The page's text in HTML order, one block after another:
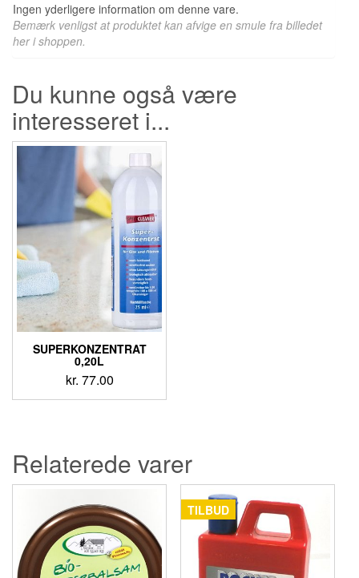
Ingen yderligere information om denne vare.
Bemærk venligst at produktet kan afvige en smule fra billedet
her i shoppen.
Du kunne også være
interesseret i...
SUPERKONZENTRAT
0,20L
kr. 77.00
Relaterede varer
TILBUD